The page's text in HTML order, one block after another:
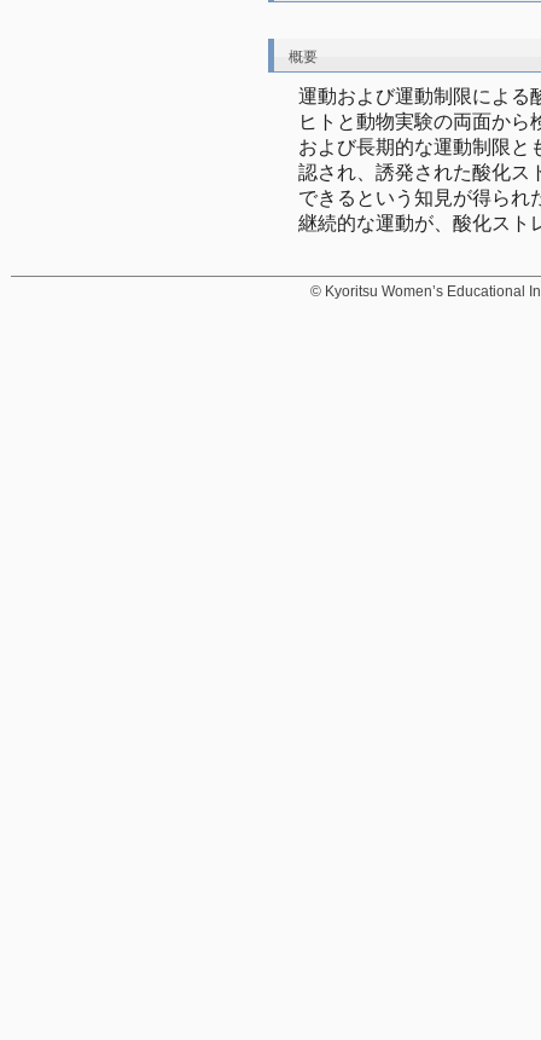
概要
運動および運動制限による
ヒトと動物実験の両面から
および長期的な運動制限と
認され、誘発された酸化ス
できるという知見が得られ
継続的な運動が、酸化スト